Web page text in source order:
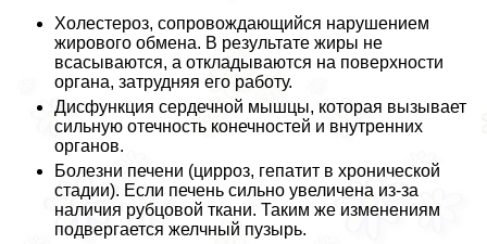
Холестероз, сопровождающийся нарушением
жирового обмена. В результате жиры не
всасываются, а откладываются на поверхности
органа, затрудняя его работу.
Дисфункция сердечной мышцы, которая вызывает
сильную отечность конечностей и внутренних
органов.
Болезни печени (цирроз, гепатит в хронической
стадии). Если печень сильно увеличена из-за
наличия рубцовой ткани. Таким же изменениям
подвергается желчный пузырь.